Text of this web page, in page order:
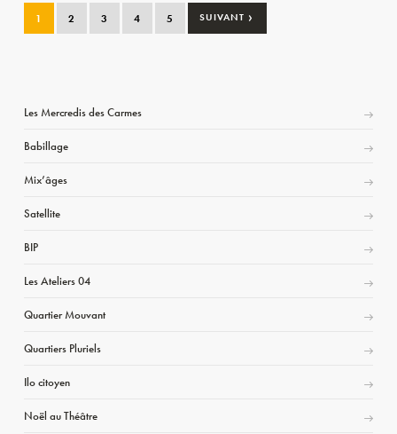
1 2 3 4 5 SUIVANT ›
Les Mercredis des Carmes
Babillage
Mix’âges
Satellite
BIP
Les Ateliers 04
Quartier Mouvant
Quartiers Pluriels
Ilo citoyen
Noël au Théâtre